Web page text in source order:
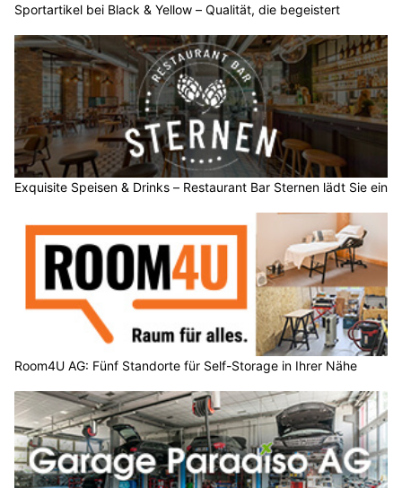
Sportartikel bei Black & Yellow – Qualität, die begeistert
Exquisite Speisen & Drinks – Restaurant Bar Sternen lädt Sie ein
Room4U AG: Fünf Standorte für Self-Storage in Ihrer Nähe